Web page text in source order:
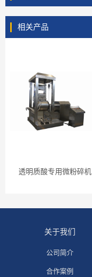
相关产品
透明质酸专用微粉碎机
关于我们
公司简介
合作案例